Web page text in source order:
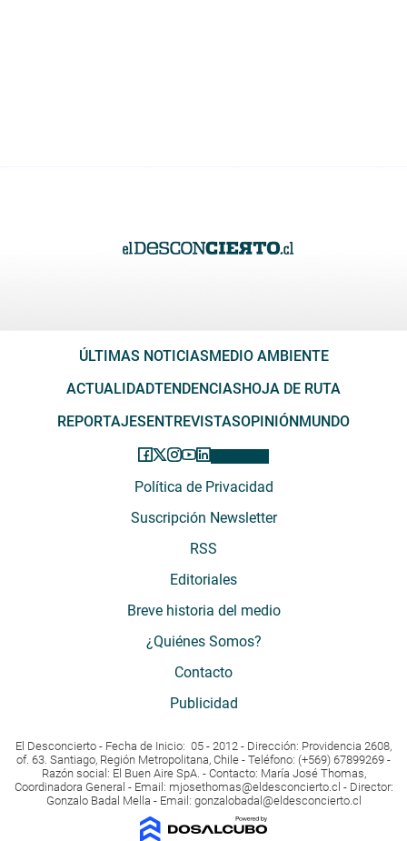
ÚLTIMAS NOTICIASMEDIO AMBIENTE
ACTUALIDADTENDENCIASHOJA DE RUTA
REPORTAJESENTREVISTASOPINIÓNMUNDO
Política de Privacidad
Suscripción Newsletter
RSS
Editoriales
Breve historia del medio
¿Quiénes Somos?
Contacto
Publicidad
El Desconcierto - Fecha de Inicio: 05 - 2012 - Dirección: Providencia 2608,
of. 63. Santiago, Región Metropolitana, Chile - Teléfono: (+569) 67899269 -
Razón social: El Buen Aire SpA. - Contacto: María José Thomas,
Coordinadora General - Email: mjosethomas@eldesconcierto.cl - Director:
Gonzalo Badal Mella - Email: gonzalobadal@eldesconcierto.cl